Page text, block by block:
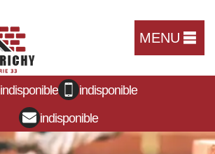
MENU
indisponible
indisponible
indisponible